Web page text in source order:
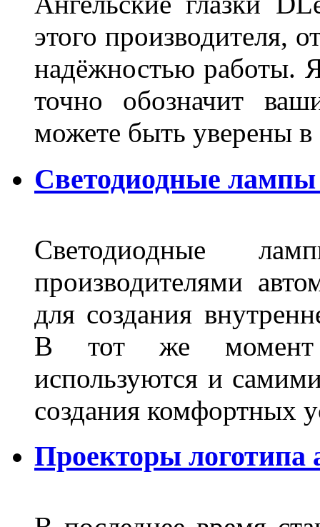
этого производителя,
надёжностью работы.
точно обозначит
можете быть уверены
Светодиодные
Светодиодные
производителями
для создания
В тот же момент
используются и
создания комфортных
Проекторы логотипа